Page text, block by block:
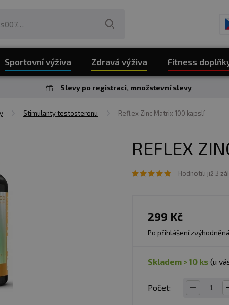
Sportovní výživa Zdravá výživa Fitness
Slevy po registraci, množstevní slevy
Stimulanty testosteronu Reflex Zinc Matrix 100 kapslí
REFLEX
Hodnotili již 3
299 Kč
Po přihlášení
skladem > 10 ks (u
Počet: